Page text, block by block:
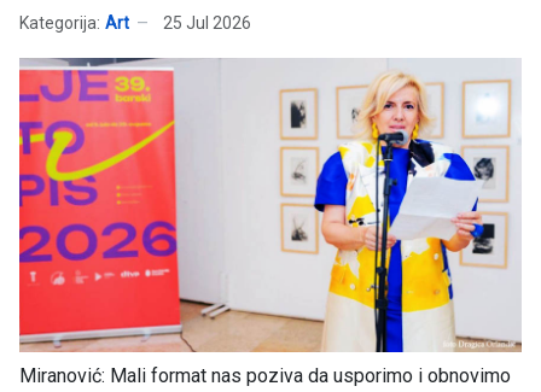
Kategorija: Art 25 Jul 2026
Miranović: Mali format nas poziva da usporimo i obnovimo